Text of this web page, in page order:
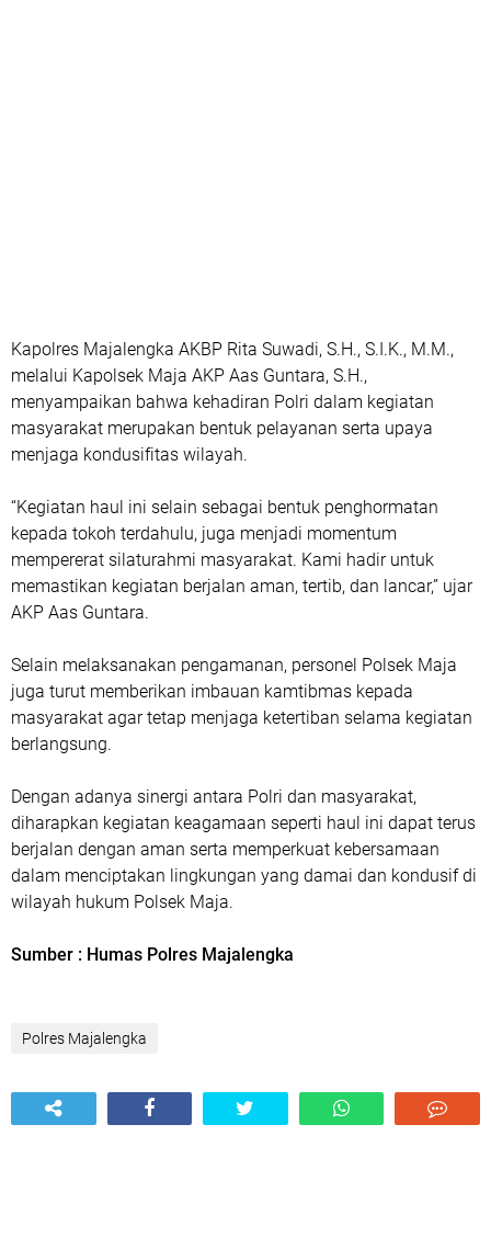
Kapolres Majalengka AKBP Rita Suwadi, S.H., S.I.K., M.M.,
melalui Kapolsek Maja AKP Aas Guntara, S.H.,
menyampaikan bahwa kehadiran Polri dalam kegiatan
masyarakat merupakan bentuk pelayanan serta upaya
menjaga kondusifitas wilayah.
“Kegiatan haul ini selain sebagai bentuk penghormatan
kepada tokoh terdahulu, juga menjadi momentum
mempererat silaturahmi masyarakat. Kami hadir untuk
memastikan kegiatan berjalan aman, tertib, dan lancar,” ujar
AKP Aas Guntara.
Selain melaksanakan pengamanan, personel Polsek Maja
juga turut memberikan imbauan kamtibmas kepada
masyarakat agar tetap menjaga ketertiban selama kegiatan
berlangsung.
Dengan adanya sinergi antara Polri dan masyarakat,
diharapkan kegiatan keagamaan seperti haul ini dapat terus
berjalan dengan aman serta memperkuat kebersamaan
dalam menciptakan lingkungan yang damai dan kondusif di
wilayah hukum Polsek Maja.
Sumber : Humas Polres Majalengka
Polres Majalengka